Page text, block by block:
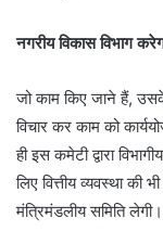
नगरीय विकास विभाग
जो काम किए जाने हैं,
विचार कर काम को
ही इस कमेटी द्वारा
लिए वित्तीय व्यवस्था की
मंत्रिमंडलीय समिति लेगी।